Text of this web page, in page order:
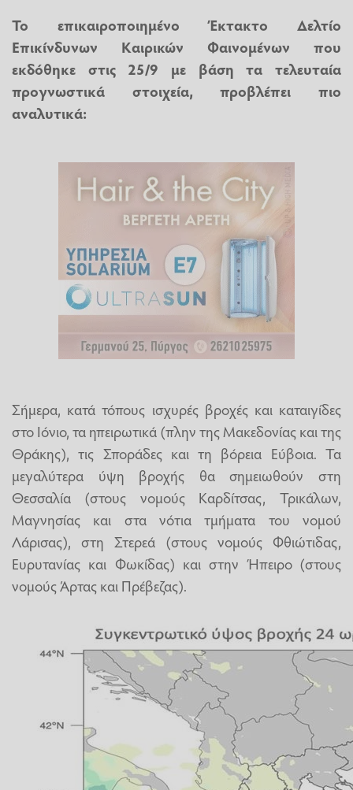
Το επικαιροποιημένο Έκτακτο Δελτίο
Επικίνδυνων Καιρικών Φαινομένων που
εκδόθηκε στις 25/9 με βάση τα τελευταία
προγνωστικά στοιχεία, προβλέπει πιο
αναλυτικά:
Σήμερα, κατά τόπους ισχυρές βροχές και καταιγίδες
στο Ιόνιο, τα ηπειρωτικά (πλην της Μακεδονίας και της
Θράκης), τις Σποράδες και τη βόρεια Εύβοια. Τα
μεγαλύτερα ύψη βροχής θα σημειωθούν στη
Θεσσαλία (στους νομούς Καρδίτσας, Τρικάλων,
Μαγνησίας και στα νότια τμήματα του νομού
Λάρισας), στη Στερεά (στους νομούς Φθιώτιδας,
Ευρυτανίας και Φωκίδας) και στην Ήπειρο (στους
νομούς Άρτας και Πρέβεζας).